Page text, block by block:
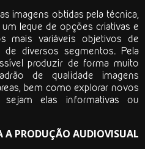
imagens obtidas pela técnica,
um leque de opções criativas e
mais variáveis objetivos de
diversos segmentos. Pela
produzir de forma muito
de qualidade imagens
bem como explorar novos
elas informativas ou
A PRODUÇÃO AUDIOVISUAL